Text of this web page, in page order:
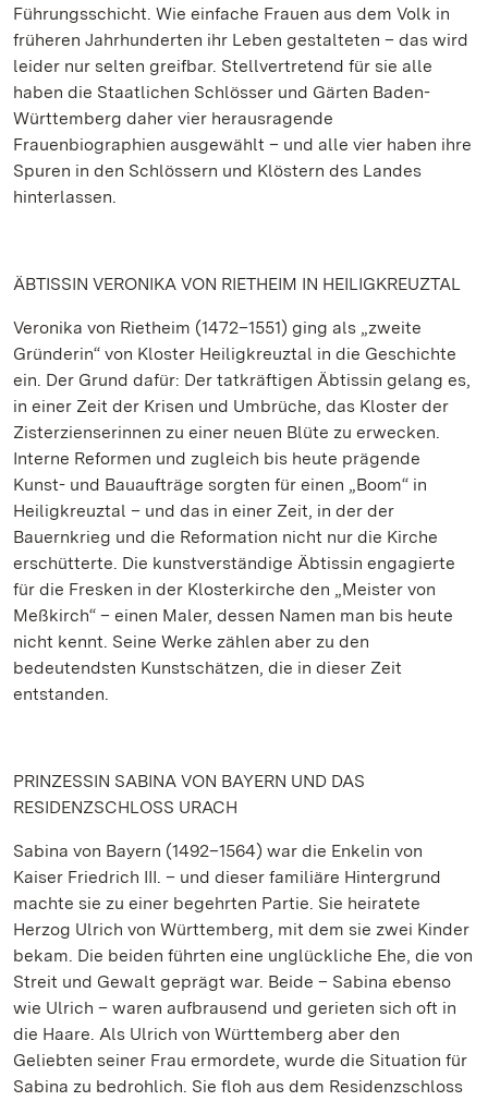
Führungsschicht. Wie einfache Frauen aus dem Volk in
früheren Jahrhunderten ihr Leben gestalteten – das wird
leider nur selten greifbar. Stellvertretend für sie alle
haben die Staatlichen Schlösser und Gärten Baden-
Württemberg daher vier herausragende
Frauenbiographien ausgewählt – und alle vier haben ihre
Spuren in den Schlössern und Klöstern des Landes
hinterlassen.
ÄBTISSIN VERONIKA VON RIETHEIM IN HEILIGKREUZTAL
Veronika von Rietheim (1472–1551) ging als „zweite
Gründerin“ von Kloster Heiligkreuztal in die Geschichte
ein. Der Grund dafür: Der tatkräftigen Äbtissin gelang es,
in einer Zeit der Krisen und Umbrüche, das Kloster der
Zisterzienserinnen zu einer neuen Blüte zu erwecken.
Interne Reformen und zugleich bis heute prägende
Kunst- und Bauaufträge sorgten für einen „Boom“ in
Heiligkreuztal – und das in einer Zeit, in der der
Bauernkrieg und die Reformation nicht nur die Kirche
erschütterte. Die kunstverständige Äbtissin engagierte
für die Fresken in der Klosterkirche den „Meister von
Meßkirch“ – einen Maler, dessen Namen man bis heute
nicht kennt. Seine Werke zählen aber zu den
bedeutendsten Kunstschätzen, die in dieser Zeit
entstanden.
PRINZESSIN SABINA VON BAYERN UND DAS
RESIDENZSCHLOSS URACH
Sabina von Bayern (1492–1564) war die Enkelin von
Kaiser Friedrich III. – und dieser familiäre Hintergrund
machte sie zu einer begehrten Partie. Sie heiratete
Herzog Ulrich von Württemberg, mit dem sie zwei Kinder
bekam. Die beiden führten eine unglückliche Ehe, die von
Streit und Gewalt geprägt war. Beide – Sabina ebenso
wie Ulrich – waren aufbrausend und gerieten sich oft in
die Haare. Als Ulrich von Württemberg aber den
Geliebten seiner Frau ermordete, wurde die Situation für
Sabina zu bedrohlich. Sie floh aus dem Residenzschloss